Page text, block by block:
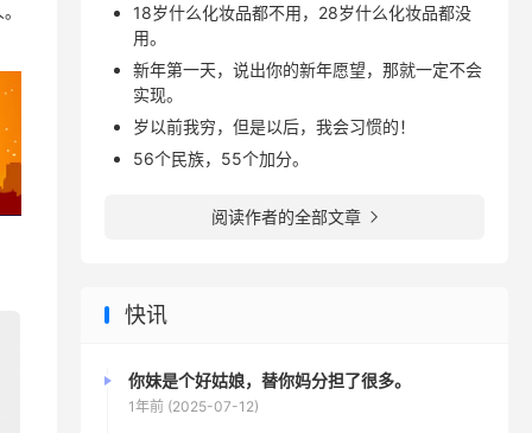
18岁什么化妆品都不用，28岁什么化妆品都没
用。
新年第一天，说出你的新年愿望，那就一定不会
实现。
岁以前我穷，但是以后，我会习惯的！
56个民族，55个加分。
阅读作者的全部文章 
快讯
你妹是个好姑娘，替你妈分担了很多。
1年前 (2025-07-12)